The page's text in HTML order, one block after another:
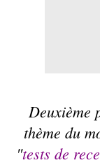
Deuxième
thème du
"tests de